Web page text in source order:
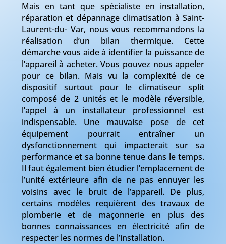
Mais en tant que spécialiste en installation,
réparation et dépannage climatisation à Saint-
Laurent-du- Var, nous vous recommandons la
réalisation d’un bilan thermique. Cette
démarche vous aide à identifier la puissance de
l’appareil à acheter. Vous pouvez nous appeler
pour ce bilan. Mais vu la complexité de ce
dispositif surtout pour le climatiseur split
composé de 2 unités et le modèle réversible,
l’appel à un installateur professionnel est
indispensable. Une mauvaise pose de cet
équipement pourrait entraîner un
dysfonctionnement qui impacterait sur sa
performance et sa bonne tenue dans le temps.
Il faut également bien étudier l’emplacement de
l’unité extérieure afin de ne pas ennuyer les
voisins avec le bruit de l’appareil. De plus,
certains modèles requièrent des travaux de
plomberie et de maçonnerie en plus des
bonnes connaissances en électricité afin de
respecter les normes de l’installation.